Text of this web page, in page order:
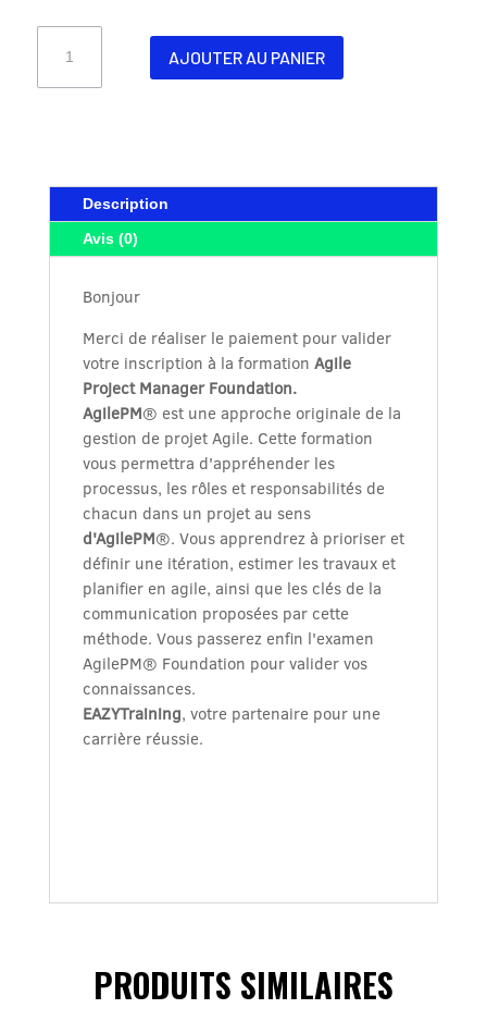
EAZYTraining
Foundation
AJOUTER AU PANIER
Description
Avis (0)
Bonjour
Merci de réaliser le paiement pour valider
votre inscription à la formation Agile
Project Manager Foundation.
AgilePM® est une approche originale de la
gestion de projet Agile. Cette formation
vous permettra d'appréhender les
processus, les rôles et responsabilités de
chacun dans un projet au sens
d'AgilePM®. Vous apprendrez à prioriser et
définir une itération, estimer les travaux et
planifier en agile, ainsi que les clés de la
communication proposées par cette
méthode. Vous passerez enfin l'examen
AgilePM® Foundation pour valider vos
connaissances.
EAZYTraining, votre partenaire pour une
carrière réussie.
PRODUITS SIMILAIRES